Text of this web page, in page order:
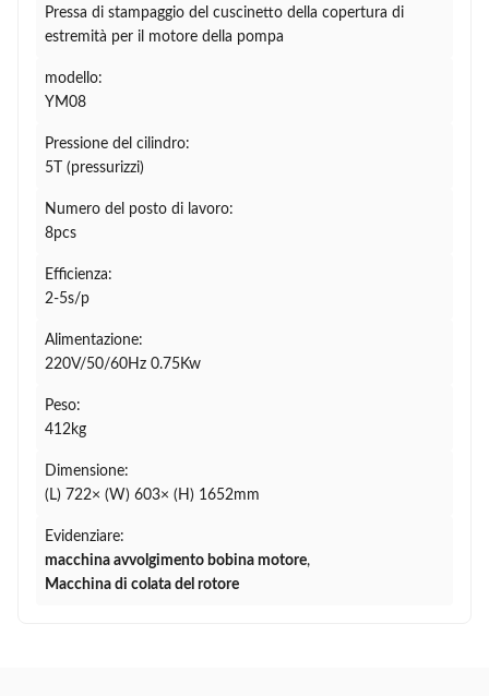
Pressa di stampaggio del cuscinetto della copertura di
estremità per il motore della pompa
modello:
YM08
Pressione del cilindro:
5T (pressurizzi)
Numero del posto di lavoro:
8pcs
Efficienza:
2-5s/p
Alimentazione:
220V/50/60Hz 0.75Kw
Peso:
412kg
Dimensione:
(L) 722× (W) 603× (H) 1652mm
Evidenziare:
macchina avvolgimento bobina motore,
Macchina di colata del rotore